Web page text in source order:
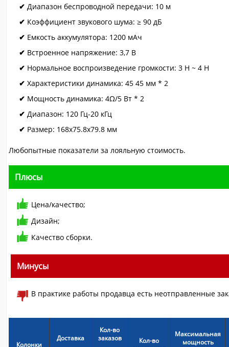
Диапазон беспроводной передачи: 10 м
Коэффициент звукового шума: ≥ 90 дБ
Емкость аккумулятора: 1200 мАч
Встроенное напряжение: 3,7 В
Нормальное воспроизведение громкости: 3 H ~ 4 H
Характеристики динамика: 45 45 мм * 2
Мощность динамика: 4Ω/5 Вт * 2
Диапазон: 120 Гц-20 кГц
Размер: 168x75.8x79.8 мм
Любопытные показатели за лояльную стоимость.
Плюсы
Цена/качество;
Дизайн;
Качество сборки.
Минусы
В практике работы продавца есть неотправленные
Колонки
Доставка
Кол-во
заказов
Кол-во
Максимальная
мощность